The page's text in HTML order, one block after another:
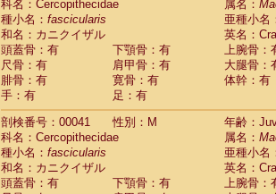
PitheciidaeCallicebus cupreus(0)
Pitheciidae Callicebus donacophilus(0)
Pitheciidae Callicebus moloch(0)
Pitheciidae Callicebus torquatus(0)
Pitheciidae Callicebus
Pitheciidae Chiropotes satanas
Pitheciidae Pithecia monachus
Pitheciidae Pithecia pithecia (0)
Cercopithecidae Cercocebus agilis (0)
Cercopithecidae
Cercocebus
Cercopithecidae
Cercocebus
CercopithecidaeCercocebus
科名：Cercopithecidae
属名：
種小名： fascicularis
亜種小名
和名：カニクイザル
英名：
頭蓋骨：有
下顎骨：有
上腕骨：
尺骨：有
肩甲骨：有
大腿骨：
腓骨：有
寛骨：有
体幹：有
手：有
足：有
剖検番号：00041
性別：M
年齢：
科名：Cercopithecidae
属名：
種小名： fascicularis
亜種小名
和名：カニクイザル
英名：
頭蓋骨：有
下顎骨：有
上腕骨：